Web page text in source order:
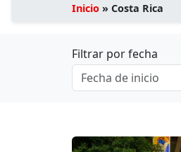
Inicio » Costa Rica
Filtrar por fecha